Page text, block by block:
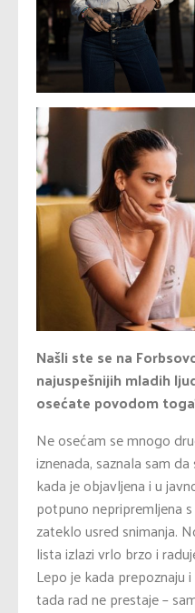
Našli ste se na
najuspešnijih mladih
osećate povodom
Ne osećam se mnogo
iznenada, saznala sam
kada je objavljena i u
potpuno nepripremljena
zateklo usred snimanja.
lista izlazi vrlo brzo i
Lepo je kada prepoznaju
tada rad ne prestaje –